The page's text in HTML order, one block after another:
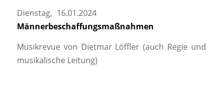
Dienstag, 16.01.2024
Männerbeschaffungsmaßnahmen
Musikrevue von Dietmar Löffler (auch Regie und
musikalische Leitung)